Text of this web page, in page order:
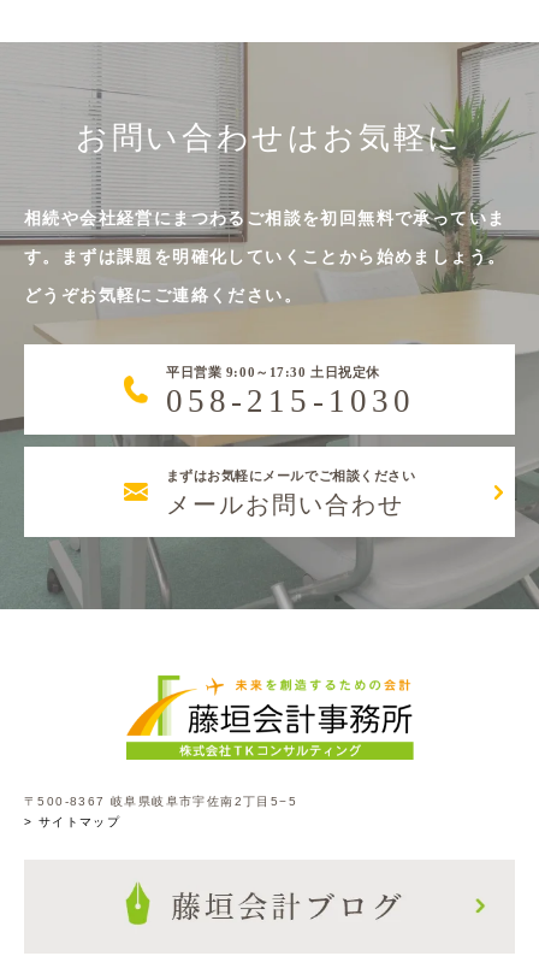
お問い合わせはお気軽に
相続や会社経営にまつわるご相談を初回無料で承っていま
す。まずは課題を明確化していくことから始めましょう。
どうぞお気軽にご連絡ください。
平日営業 9:00～17:30 土日祝定休
058-215-1030
まずはお気軽にメールでご相談ください
メールお問い合わせ
〒500-8367 岐阜県岐阜市宇佐南2丁目5−5
> サイトマップ